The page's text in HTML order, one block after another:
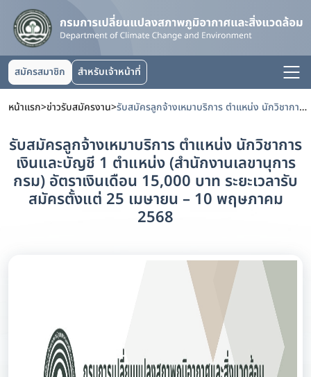
สมัครสมาชิก สำหรับเจ้าหน้าที่
หน้าแรก>ข่าวรับสมัครงาน> รับสมัครลูกจ้างเหมาบริการ ตำแหน่ง นักวิชาการเงินและบัญชี 1 ตำแหน่ง (สำนักงานเลขานุการกรม) อัตราเงินเดือน 15,000 บาท ระยะเวลารับสมัครตั้งแต่ 25 เมษายน – 10 พฤษภาคม 2568
รับสมัครลูกจ้างเหมาบริการ ตำแหน่ง นักวิชาการ
เงินและบัญชี 1 ตำแหน่ง (สำนักงานเลขานุการ
กรม) อัตราเงินเดือน 15,000 บาท ระยะเวลารับ
สมัครตั้งแต่ 25 เมษายน – 10 พฤษภาคม
2568